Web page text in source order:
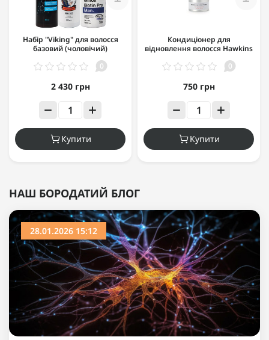
Набір "Viking" для волосся
базовий (чоловічий)
0
2 430 грн
Купити
Кондиціонер для
відновлення волосся Hawkins
Conditioner 300 мл
0
750 грн
Купити
НАШ БОРОДАТИЙ БЛОГ
28.01.2026 15:12